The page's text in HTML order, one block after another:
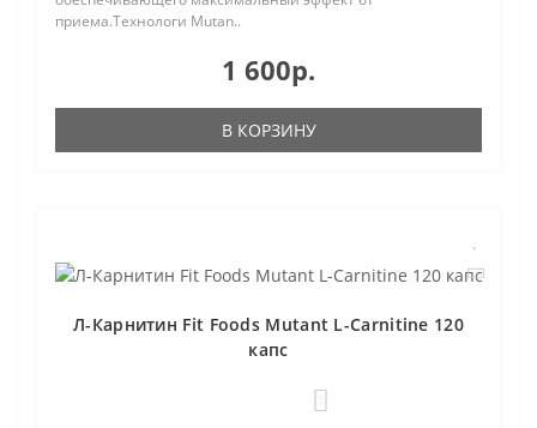
приема.Технологи Mutan..
1 600р.
В КОРЗИНУ
Л-Карнитин Fit Foods Mutant L-Carnitine 120
капс